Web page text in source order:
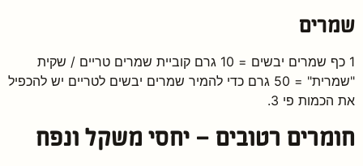
שמרים
1 כף שמרים יבשים = 10 גרם קוביית שמרים טריים / שקית
"שמרית" = 50 גרם כדי להמיר שמרים יבשים לטריים יש להכפיל
את הכמות פי 3.
חומרים רטובים – יחסי משקל ונפח